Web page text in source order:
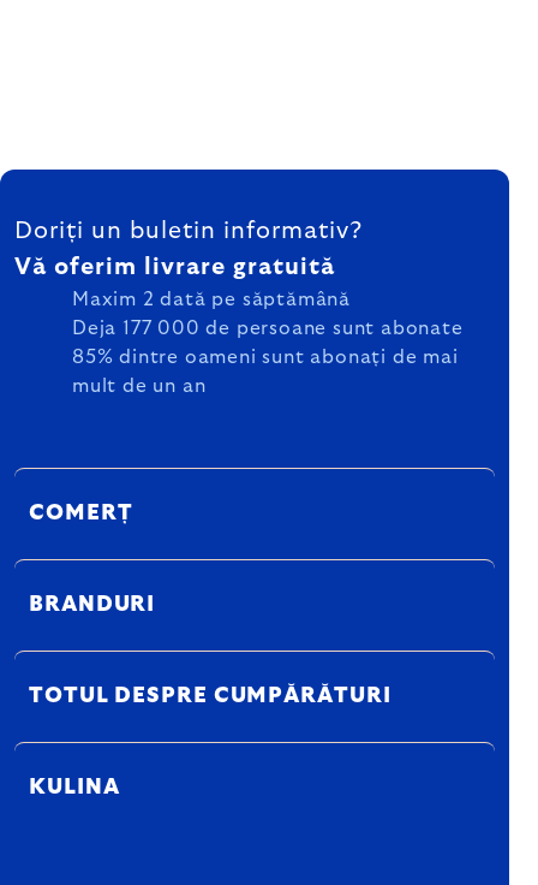
SUBSOL
Doriți un buletin informativ?
Vă oferim livrare gratuită
Maxim 2 dată pe săptămână
Deja 177 000 de persoane sunt abonate
85% dintre oameni sunt abonați de mai
mult de un an
COMERȚ
BRANDURI
TOTUL DESPRE CUMPĂRĂTURI
KULINA